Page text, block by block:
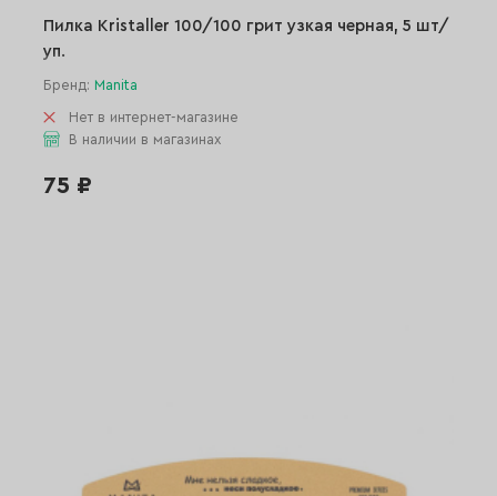
Пилка Kristaller 100/100 грит узкая черная, 5 шт/
уп.
Бренд: Manita
Нет в интернет-магазине
В наличии в магазинах
75 ₽